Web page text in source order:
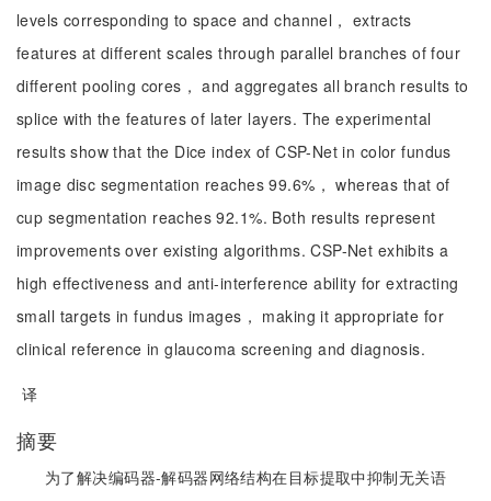
levels corresponding to space and channel， extracts
features at different scales through parallel branches of four
different pooling cores， and aggregates all branch results to
splice with the features of later layers. The experimental
results show that the Dice index of CSP-Net in color fundus
image disc segmentation reaches 99.6%， whereas that of
cup segmentation reaches 92.1%. Both results represent
improvements over existing algorithms. CSP-Net exhibits a
high effectiveness and anti-interference ability for extracting
small targets in fundus images， making it appropriate for
clinical reference in glaucoma screening and diagnosis.
译
摘要
为了解决编码器-解码器网络结构在目标提取中抑制无关语